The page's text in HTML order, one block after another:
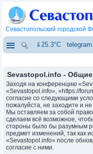
Севастопольский городской
⇓25.3°C telegram
Sevastopol.info -
Заходя на конференцию
«Sevastopol.info», «https://
согласие со следующими
пожалуйста, не заходите и
Мы оставляем за собой
сделаем всё возможное,
стороны было бы разумным
предмет изменений, так как
«Sevastopol.info» после
согласие с ними.